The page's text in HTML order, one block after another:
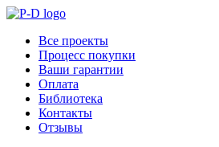
Все проекты
Процесс покупки
Ваши гарантии
Оплата
Библиотека
Контакты
Отзывы